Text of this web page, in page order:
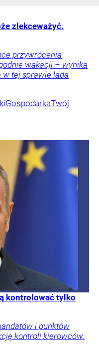
zlekceważyć.
przywrócenia
wakacji – wynika
w tej sprawie lada
GospodarkaTwój
kontrolować tylko
i punktów
kontroli kierowców.